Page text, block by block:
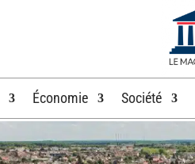
Économie Société